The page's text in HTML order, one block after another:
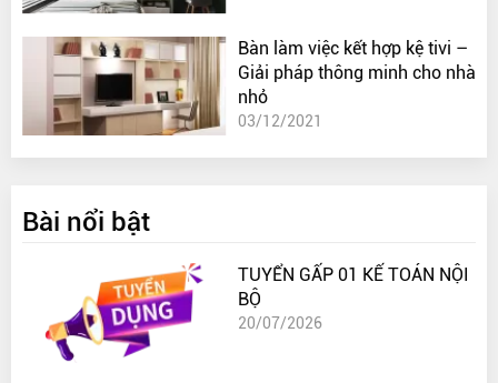
Bàn làm việc kết hợp kệ tivi –
Giải pháp thông minh cho nhà
nhỏ
03/12/2021
Bài nổi bật
TUYỂN GẤP 01 KẾ TOÁN NỘI
BỘ
20/07/2026